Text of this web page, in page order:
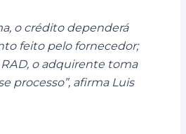
o crédito dependerá
feito pelo fornecedor;
o adquirente toma
processo”, afirma Luis